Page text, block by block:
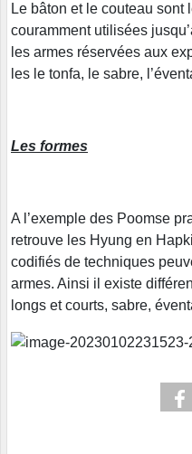
Le bâton et le couteau sont
couramment utilisées
les armes réservées aux
les le tonfa, le sabre,
Les formes
A l’exemple des Poomse
retrouve les Hyung en
codifiés de techniques
armes. Ainsi il existe
longs et courts, sabre,